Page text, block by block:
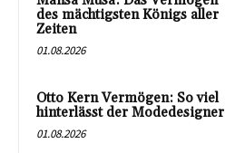
des mächtigsten Königs aller
Zeiten
01.08.2026
Otto Kern Vermögen: So viel
hinterlässt der Modedesigner
01.08.2026